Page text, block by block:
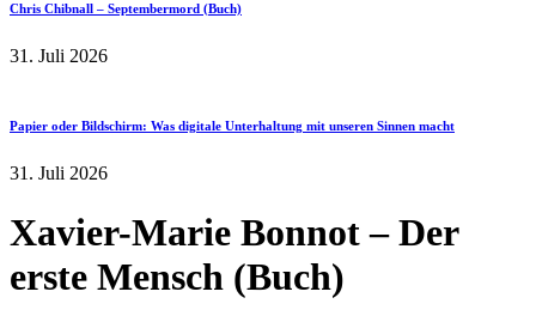
Chris Chibnall – Septembermord (Buch)
31. Juli 2026
Papier oder Bildschirm: Was digitale Unterhaltung mit unseren Sinnen macht
31. Juli 2026
Xavier-Marie Bonnot – Der
erste Mensch (Buch)